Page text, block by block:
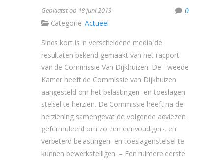
Geplaatst op 18 juni 2013
0
Categorie: Actueel
Sinds kort is in verscheidene media de
resultaten bekend gemaakt van het rapport
van de Commissie Van Dijkhuizen. De Tweede
Kamer heeft de Commissie van Dijkhuizen
aangesteld om het belastingen- en toeslagen
stelsel te herzien. De Commissie heeft na de
herziening samengevat de volgende adviezen
geformuleerd om zo een eenvoudiger-, en
verbeterd belastingen- en toeslagenstelsel te
kunnen bewerkstelligen. – Een ruimere eerste